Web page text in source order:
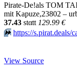
Pirate-De!als TOM
mit Kapuze,23802 –
37.43 stαtt 129.99 €
⏩️ https://s.pirat.deals/
View Source